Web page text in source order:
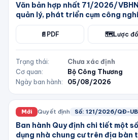
Văn bản hợp nhất 71/2026/
quản lý, phát triển cụm công
📄 PDF 🗺️Lược đồ
Trạng thái:
Chưa xác định
Cơ quan:
Bộ Công Thương
Ngày ban hành:
05/08/2026
Mới Quyết định Số: 121/2026/QĐ-
Ban hành Quy định chi tiết một
dụng nhà chung cư trên địa bàn